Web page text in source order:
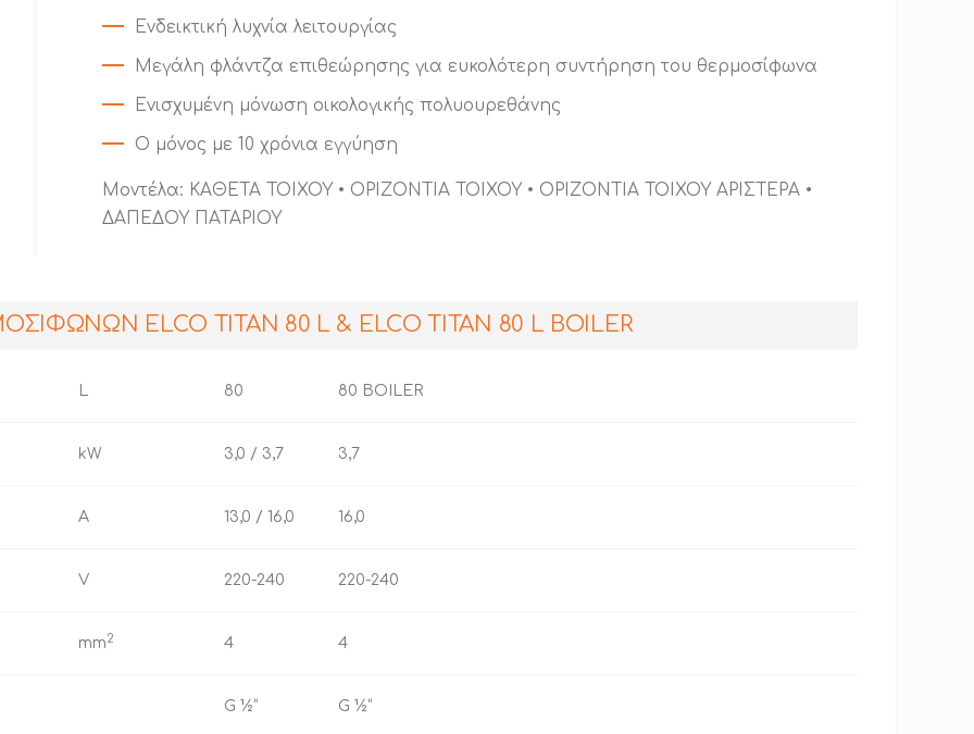
Ενδεικτική λυχνία λειτουργίας
Μεγάλη φλάντζα επιθεώρησης για ευκολότερη συντήρηση του θερμοσίφωνα
Ενισχυμένη μόνωση οικολογικής πολυουρεθάνης
Ο μόνος με 10 χρόνια εγγύηση
Μοντέλα: ΚΑΘΕΤΑ ΤΟΙΧΟΥ • ΟΡΙΖΟΝΤΙΑ ΤΟΙΧΟΥ • ΟΡΙΖΟΝΤΙΑ ΤΟΙΧΟΥ ΑΡΙΣΤΕΡΑ •
ΔΑΠΕΔΟΥ ΠΑΤΑΡΙΟΥ
ELCO TITAN 80 L & ELCO TITAN 80 L BOILER
L 80 80 BOILER
kW 3,0 / 3,7 3,7
A 13,0 / 16,0 16,0
V 220-240 220-240
mm2 4 4
G ½” G ½”